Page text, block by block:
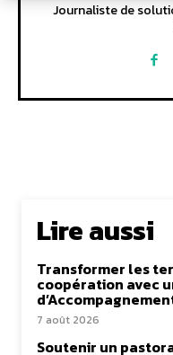
Journaliste de
Lire aussi
Transformer les
coopération avec
7 août 2026
Soutenir un